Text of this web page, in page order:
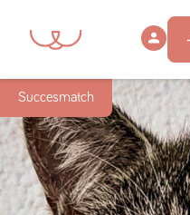
Succesmatch